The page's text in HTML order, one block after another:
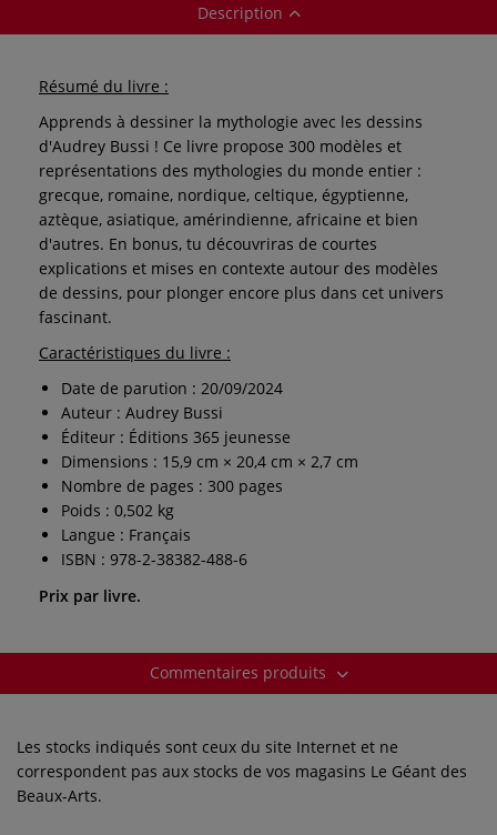
Description
Résumé du livre :
Apprends à dessiner la mythologie avec les dessins
d'Audrey Bussi ! Ce livre propose 300 modèles et
représentations des mythologies du monde entier :
grecque, romaine, nordique, celtique, égyptienne,
aztèque, asiatique, amérindienne, africaine et bien
d'autres. En bonus, tu découvriras de courtes
explications et mises en contexte autour des modèles
de dessins, pour plonger encore plus dans cet univers
fascinant.
Caractéristiques du livre :
Date de parution : 20/09/2024
Auteur : Audrey Bussi
Éditeur : Éditions 365 jeunesse
Dimensions : 15,9 cm × 20,4 cm × 2,7 cm
Nombre de pages : 300 pages
Poids : 0,502 kg
Langue : Français
ISBN : 978-2-38382-488-6
Prix par livre.
Commentaires produits
Les stocks indiqués sont ceux du site Internet et ne
correspondent pas aux stocks de vos magasins Le Géant des
Beaux-Arts.